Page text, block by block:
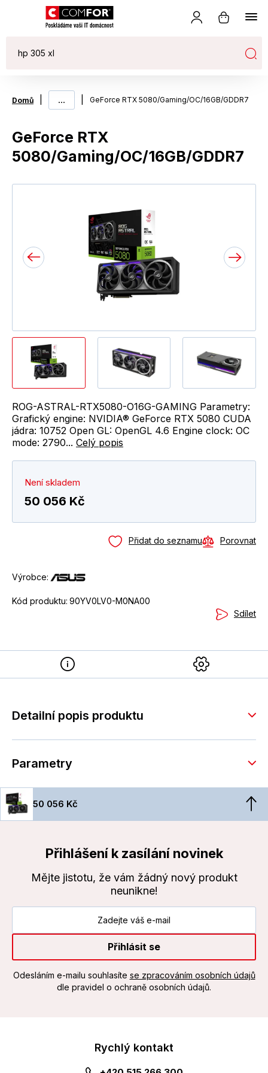
Domů ... GeForce RTX 5080/Gaming/OC/16GB/GDDR7
GeForce RTX
5080/Gaming/OC/16GB/GDDR7
ROG-ASTRAL-RTX5080-O16G-GAMING Parametry:
Grafický engine: NVIDIA® GeForce RTX 5080 CUDA
jádra: 10752 Open GL: OpenGL 4.6 Engine clock: OC
mode: 2790... Celý popis
Není skladem
50 056 Kč
Přidat do seznamu Porovnat
Výrobce:
Kód produktu: 90YV0LV0-M0NA00
Sdílet
Detailní popis produktu
Parametry
50 056 Kč
Přihlášení k zasílání novinek
Mějte jistotu, že vám žádný nový produkt
neunikne!
Přihlásit se
Odesláním e-mailu souhlasíte se zpracováním osobních údajů
dle pravidel o ochraně osobních údajů.
Rychlý kontakt